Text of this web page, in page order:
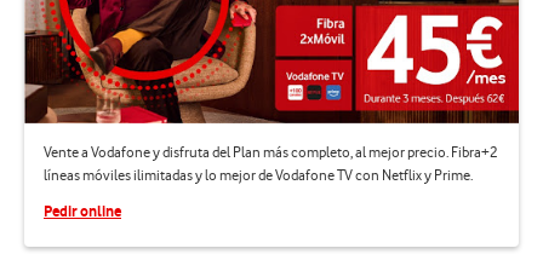
Vente a Vodafone y disfruta del Plan más completo, al mejor precio. Fibra+2
líneas móviles ilimitadas y lo mejor de Vodafone TV con Netflix y Prime.
Pedir online